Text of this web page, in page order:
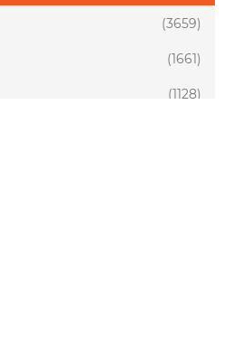
(3659)
(1661)
(1128)